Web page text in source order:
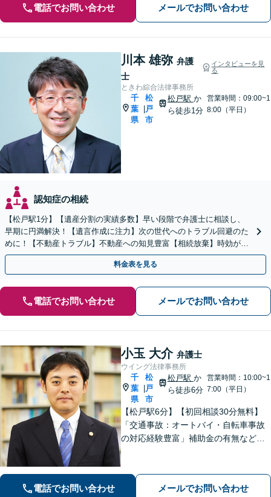
電話でお問い合わせ メールでお問い合わせ
川本 雄弥 弁護
士
インタビューを見
る
ときわ綜合法律事務所
千
葉
県
松
戸
市
松戸駅 か
ら徒歩1分
営業時間：09:00~1
8:00（平日）
認知症の相続
【松戸駅1分】【遺産分割の実績多数】早い段階で弁護士に相談し、
早期に円満解決！【遺言作成に注力】次の世代へのトラブル回避のた
めに！【不動産トラブル】不動産への知見豊富【相続放棄】時効がく
る前にお手続きを。
料金表を見る
電話でお問い合わせ メールでお問い合わせ
小玉 大介 弁護士
ウイング法律事務所
千
葉
県
松
戸
市
松戸駅 か
ら徒歩6分
営業時間：10:00~1
7:00（平日）
【松戸駅6分】【初回相談30分無料】
「交通事故：オートバイ・自転車事故
の対応経験豊富」補助金の有無など、
業詐欺による被害など、複雑な事情を
抱えた借金問題について豊富な解決実
電話でお問い合わせ メールでお問い合わせ